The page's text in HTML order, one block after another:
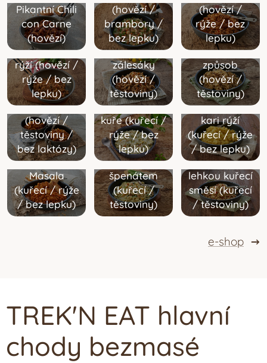
Pikantní Chili
con Carne
(hovězí)
(hovězí /
brambory /
bez lepku)
(hovězí /
rýže /bez
lepku)
Výběrová
hovězí směs
Stroganoff s
rýží (hovězí /
rýže /bez
lepku)
Gurmánská
masová
pánev pro
zálesáky
(hovězí /
těstoviny)
hovězím na
voňavém
koření na
lovecký
způsob
(hovězí /
těstoviny)
Pikantní
hovězí guláš
s těstovinami
(hovězí /
těstoviny /
bez laktózy)
Smetanové
kuře (kuřecí /
rýže /bez
lepku)
Kuřecí soté s
aromatickou
kari rýží
(kuřecí / rýže
/bez lepku)
Kuřecí Tikka
Masala
(kuřecí / rýže
/bez lepku)
Těstoviny s
křehkým
kuřetem,
smetanou a
listovým
špenátem
(kuřecí /
těstoviny)
Africký
kuskus s
lehkou kuřecí
směsí (kuřecí
/ těstoviny)
e-shop
TREK'N EAT hlavní
chody bezmasé
Bílé rizoto s